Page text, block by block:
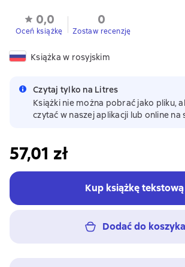
0,0
Oceń książkę
0
Zostaw recenzję
Książka w rosyjskim
Czytaj tylko na Litres
Książki nie można pobrać jako pliku,
czytać w naszej aplikacji lub online na
57,01 zł
Kup książkę tekstową
Dodać do koszyka